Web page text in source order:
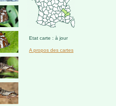
Etat carte : à jour
A propos des cartes